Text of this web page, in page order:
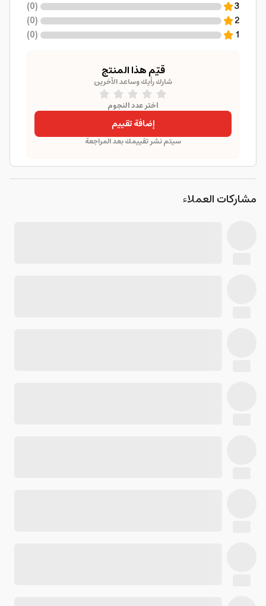
3
(
0
)
2
(
0
)
1
(
0
)
قيّم هذا المنتج
شارك رأيك وساعد الآخرين
اختر عدد النجوم
إضافة تقييم
سيتم نشر تقييمك بعد المراجعة
مشاركات العملاء